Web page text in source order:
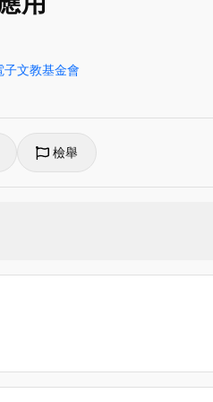
子文教基金會
檢舉